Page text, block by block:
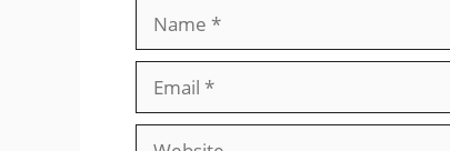
Website